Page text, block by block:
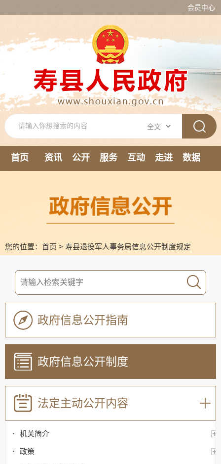
会员中心
首页 资讯 公开 服务 互动 走进
数据
您的位置： 首页 > 寿县退役军人事务局信息公开制度规定
政府信息公开指南
政府信息公开制度
法定主动公开内容
机关简介
政策